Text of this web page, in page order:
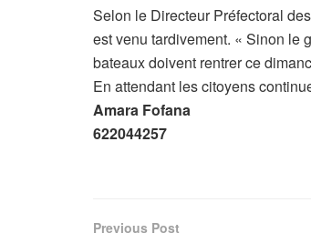
Selon le Directeur Préfectoral
est venu tardivement. « Sinon le
bateaux doivent rentrer ce
En attendant les citoyens
Amara Fofana
622044257
Previous Post